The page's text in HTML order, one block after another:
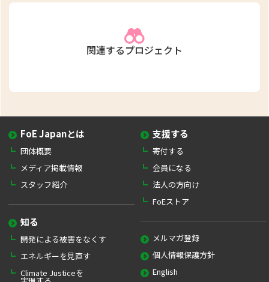
関連するプロジェクト
FoE Japanとは
団体概要
メディア掲載情報
スタッフ紹介
知る
開発による被害をなくす
エネルギーを見直す
Climate Justiceを
支援する
寄付する
会員になる
法人の方向け
FoEストア
メルマガ登録
個人情報保護方針
English